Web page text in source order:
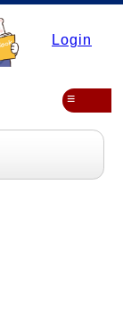
Login
≡